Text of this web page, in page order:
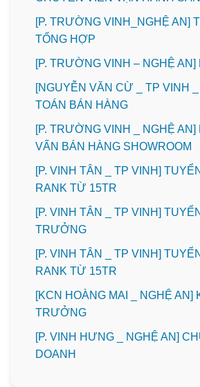
[P. TRƯỜNG VINH_NGHỆ AN]
TỔNG HỢP
[P. TRƯỜNG VINH – NGHỆ AN]
[NGUYỄN VĂN CỪ _ TP VINH
TOÁN BÁN HÀNG
[P. TRƯỜNG VINH _ NGHỆ
VẤN BÁN HÀNG SHOWROOM
[P. VINH TÂN _ TP VINH]
RANK TỪ 15TR
[P. VINH TÂN _ TP VINH]
TRƯỞNG
[P. VINH TÂN _ TP VINH]
RANK TỪ 15TR
️[KCN HOÀNG MAI _ NGHỆ AN]
TRƯỞNG
️[P. VINH HƯNG _ NGHỆ AN]
DOANH